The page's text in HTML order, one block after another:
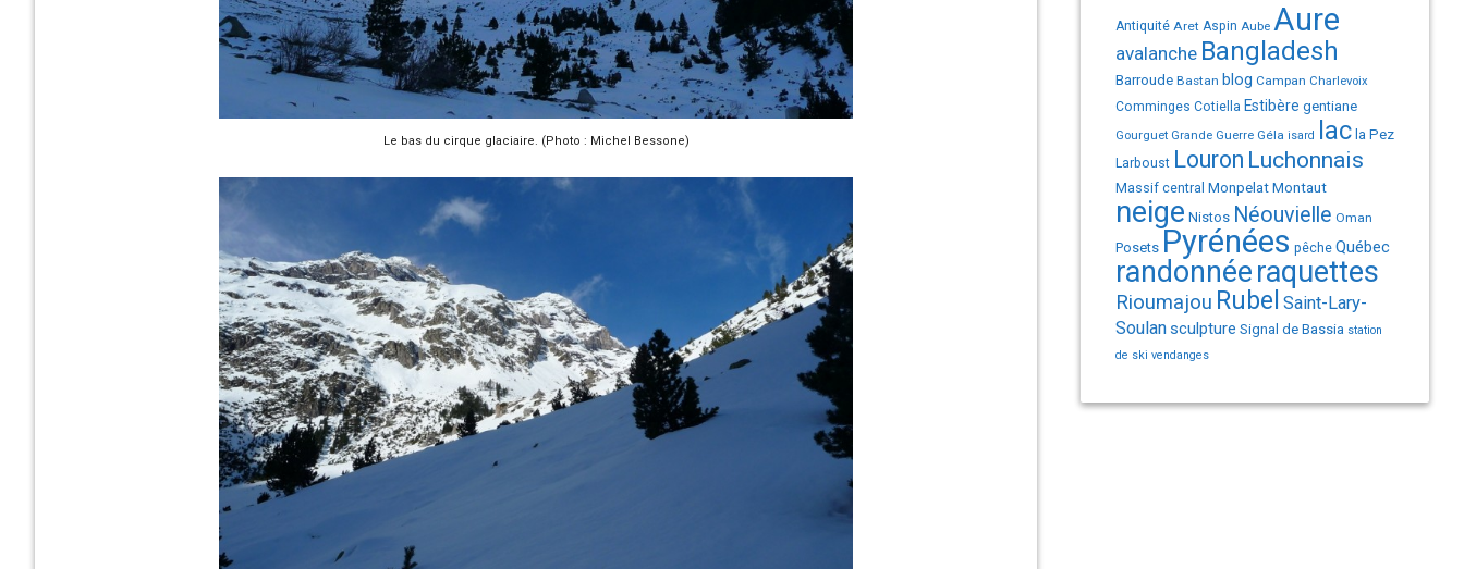
Le bas du cirque glaciaire. (Photo : Michel Bessone)
Antiquité Aret Aspin Aube Aure
avalanche Bangladesh
Barroude Bastan blog Campan Charlevoix
Comminges Cotiella Estibère gentiane
Gourguet Grande Guerre Géla isard lac la Pez
Larboust Louron Luchonnais
Massif central MonpelatMontaut
neige Nistos Néouvielle Oman
Posets Pyrénées pêche Québec
randonnéeraquettes
Rioumajou Rubel Saint-Lary-
Soulansculpture Signal de Bassia station
de ski vendanges